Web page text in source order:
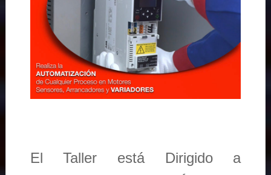
El Taller está Dirigido a